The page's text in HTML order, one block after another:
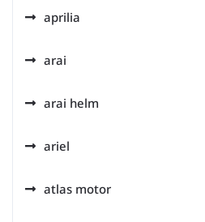
aprilia
arai
arai helm
ariel
atlas motor